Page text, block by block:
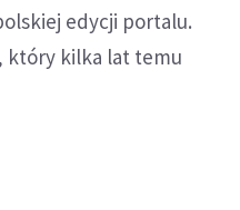
edycji portalu.
który kilka lat temu